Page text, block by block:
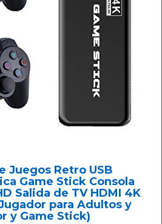
Juegos Retro USB
Game Stick Consola
Salida de TV HDMI 4K
para Adultos y
y Game Stick)